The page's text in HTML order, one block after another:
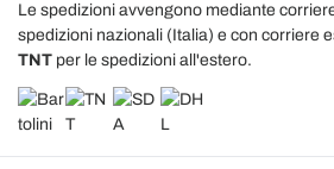
Le spedizioni avvengono mediante
spedizioni nazionali (Italia) e con corriere
TNT per le spedizioni all'estero.